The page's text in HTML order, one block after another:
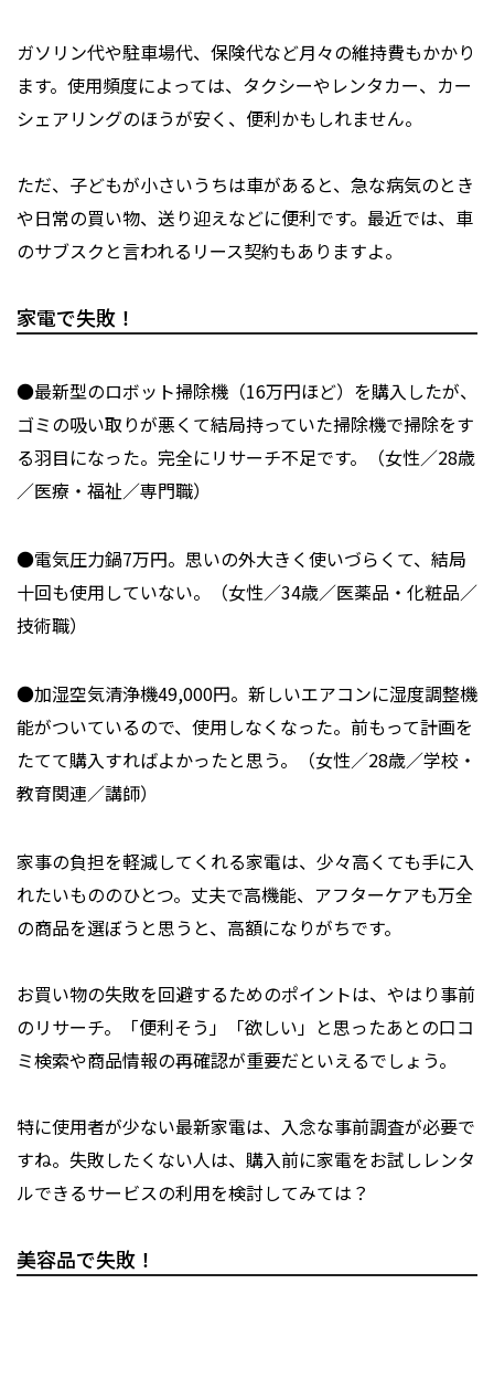
ガソリン代や駐車場代、保険代など月々の維持費もかかり
ます。使用頻度によっては、タクシーやレンタカー、カー
シェアリングのほうが安く、便利かもしれません。
ただ、子どもが小さいうちは車があると、急な病気のとき
や日常の買い物、送り迎えなどに便利です。最近では、車
のサブスクと言われるリース契約もありますよ。
家電で失敗！
●最新型のロボット掃除機（16万円ほど）を購入したが、
ゴミの吸い取りが悪くて結局持っていた掃除機で掃除をす
る羽目になった。完全にリサーチ不足です。（女性／28歳
／医療・福祉／専門職）
●電気圧力鍋7万円。思いの外大きく使いづらくて、結局
十回も使用していない。（女性／34歳／医薬品・化粧品／
技術職）
●加湿空気清浄機49,000円。新しいエアコンに湿度調整機
能がついているので、使用しなくなった。前もって計画を
たてて購入すればよかったと思う。（女性／28歳／学校・
教育関連／講師）
家事の負担を軽減してくれる家電は、少々高くても手に入
れたいもののひとつ。丈夫で高機能、アフターケアも万全
の商品を選ぼうと思うと、高額になりがちです。
お買い物の失敗を回避するためのポイントは、やはり事前
のリサーチ。「便利そう」「欲しい」と思ったあとの口コ
ミ検索や商品情報の再確認が重要だといえるでしょう。
特に使用者が少ない最新家電は、入念な事前調査が必要で
すね。失敗したくない人は、購入前に家電をお試しレンタ
ルできるサービスの利用を検討してみては？
美容品で失敗！